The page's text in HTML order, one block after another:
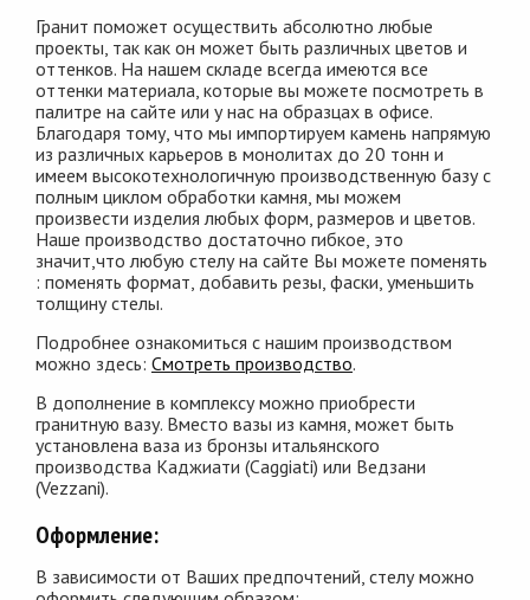
Гранит поможет осуществить абсолютно любые
проекты, так как он может быть различных цветов и
оттенков. На нашем складе всегда имеются все
оттенки материала, которые вы можете посмотреть в
палитре на сайте или у нас на образцах в офисе.
Благодаря тому, что мы импортируем камень напрямую
из различных карьеров в монолитах до 20 тонн и
имеем высокотехнологичную производственную базу с
полным циклом обработки камня, мы можем
произвести изделия любых форм, размеров и цветов.
Наше производство достаточно гибкое, это
значит,что любую стелу на сайте Вы можете поменять
: поменять формат, добавить резы, фаски, уменьшить
толщину стелы.
Подробнее ознакомиться с нашим производством
можно здесь: Смотреть производство.
В дополнение в комплексу можно приобрести
гранитную вазу. Вместо вазы из камня, может быть
установлена ваза из бронзы итальянского
производства Каджиати (Caggiati) или Ведзани
(Vezzani).
Оформление:
В зависимости от Ваших предпочтений, стелу можно